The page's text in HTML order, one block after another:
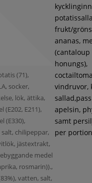
(71),
socker,
lök, ättika,
(E202, E211),
(E330),
chilipeppar,
jästextrakt,
medel
rosmarin)).,
vatten, salt,
frukt/
ananas,
(cantaloup
honungs),
vindruvor,
apelsin,
samt
per